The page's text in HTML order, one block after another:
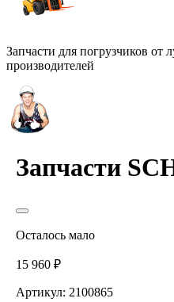
Запчасти для погрузчиков
производителей
Запчасти
Осталось мало
15 960 ₽
Артикул: 2100865